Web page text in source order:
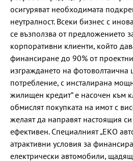
осигуряват необходимата
неутралност. Всеки бизнес с
се възползва от предложението
корпоративни клиенти, който
финансиране до 90% от
изграждането на фотоволтаична
потребление, с инсталирана
жилищен кредит“ е насочен към
обмислят покупката на имот с
желаят да направят настоящия
ефективен. Специалният „ЕКО
атрактивни условия за
електрически автомобили,